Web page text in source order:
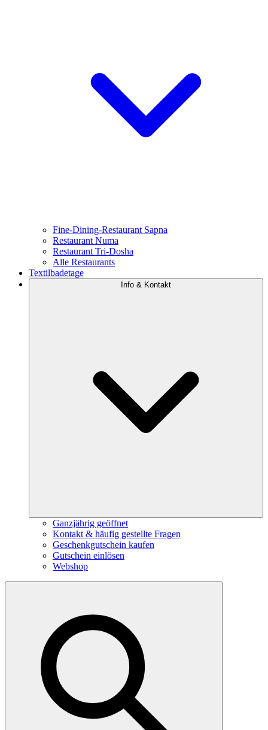
Fine-Dining-Restaurant Sapna
Restaurant Numa
Restaurant Tri-Dosha
Alle Restaurants
Textilbadetage
Info & Kontakt
Ganzjährig geöffnet
Kontakt & häufig gestellte Fragen
Geschenkgutschein kaufen
Gutschein einlösen
Webshop